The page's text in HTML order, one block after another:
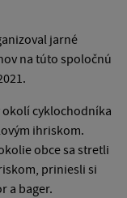
jarné
na túto spoločnú
okolí cyklochodníka
ihriskom.
obce sa stretli
priniesli si
a bager.